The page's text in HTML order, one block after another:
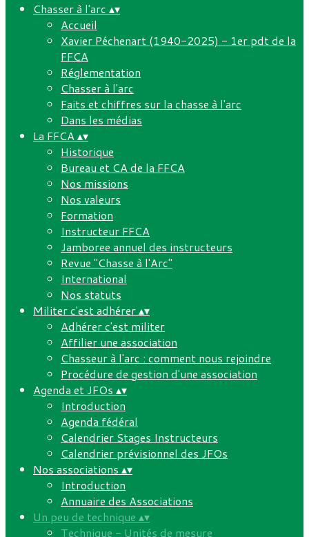
Chasser à l'arc ▴▾
Accueil
Xavier Péchenart (1940-2025) - 1er pdt de la
FFCA
Réglementation
Chasser à l'arc
Faits et chiffres sur la chasse à l'arc
Dans les médias
La FFCA▴▾
Historique
Bureau et CA de la FFCA
Nos missions
Nos valeurs
Formation
Instructeur FFCA
Jamboree annuel des instructeurs
Revue "Chasse à l'Arc"
International
Nos statuts
Militer c'est adhérer▴▾
Adhérer c'est militer
Affilier une association
Chasseur à l'arc : comment nous rejoindre
Procédure de gestion d'une association
Agenda et JFOs ▴▾
Introduction
Agenda fédéral
Calendrier Stages Instructeurs
Calendrier prévisionnel des JFOs
Nos associations ▴▾
Introduction
Annuaire des Associations
Un peu de technique ▴▾
Technique - Unités de mesure